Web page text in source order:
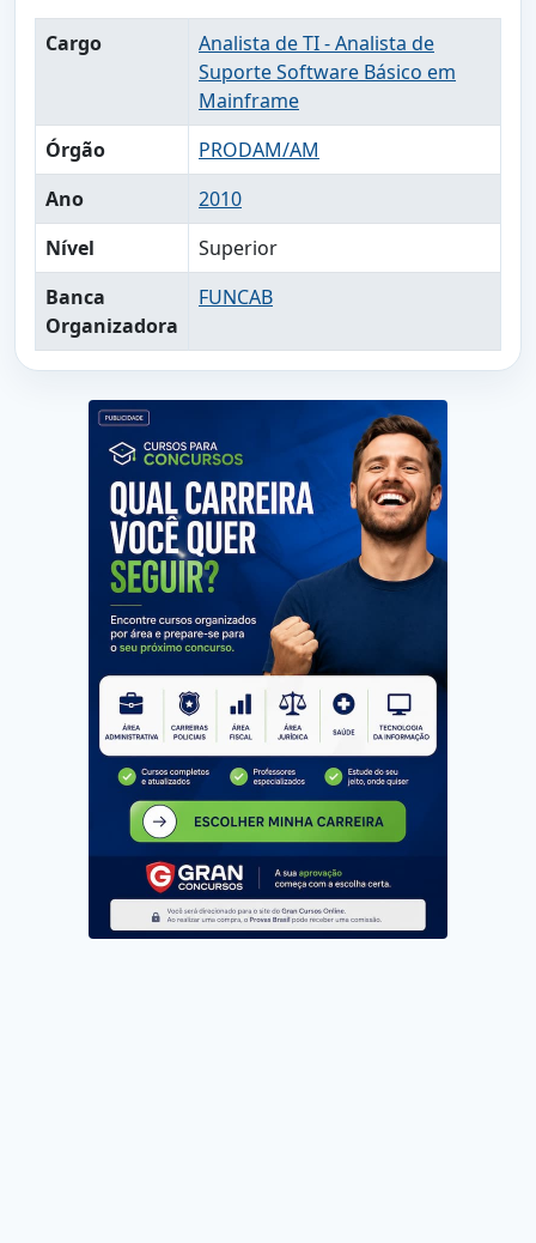
Cargo
Analista de TI - Analista de
Suporte Software Básico em
Mainframe
Órgão
PRODAM/AM
Ano
2010
Nível
Superior
Banca
Organizadora
FUNCAB